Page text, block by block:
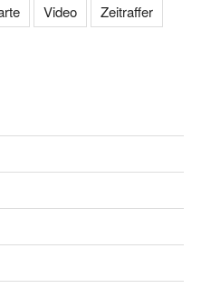
Video
Zeitraffer